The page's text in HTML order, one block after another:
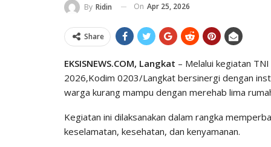
By Ridin On Apr 25, 2026
Share
EKSISNEWS.COM, Langkat – Melalui kegiatan
2026,Kodim 0203/Langkat bersinergi dengan
warga kurang mampu dengan merehab lima
Kegiatan ini dilaksanakan dalam rangka
keselamatan, kesehatan, dan kenyamanan.